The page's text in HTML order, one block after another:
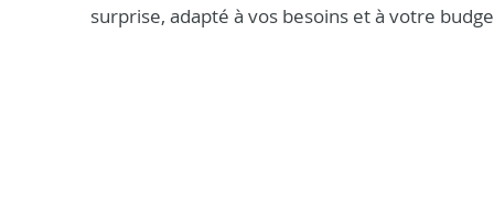
surprise, adapté à vos besoins et à votre